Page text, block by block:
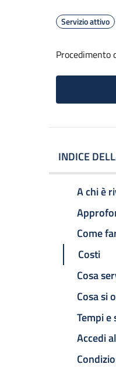
Servizio attivo
Procedimento
INDICE
A chi è
Come
Costi
Cosa
Cosa si
Tempi e
Accedi